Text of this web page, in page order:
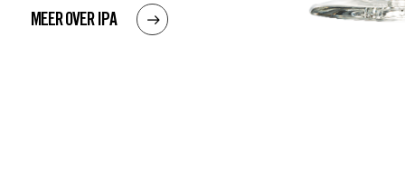
GLUTENVRIJ BIER
MEER OVER IPA